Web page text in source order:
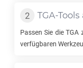
TGA-
Passen Sie dieTGA
verfügbaren